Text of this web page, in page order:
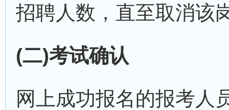
招聘人数，直至取消该
(二)考试确认
网上成功报名的报考人